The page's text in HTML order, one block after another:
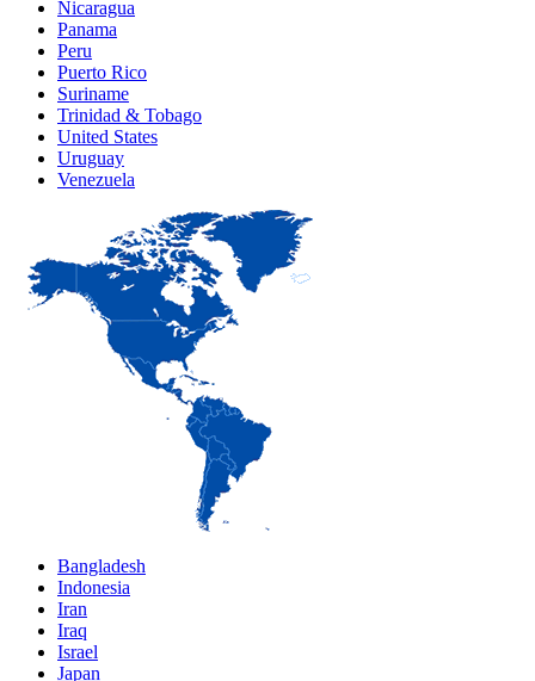
Nicaragua
Panama
Peru
Puerto Rico
Suriname
Trinidad & Tobago
United States
Uruguay
Venezuela
Bangladesh
Indonesia
Iran
Iraq
Israel
Japan